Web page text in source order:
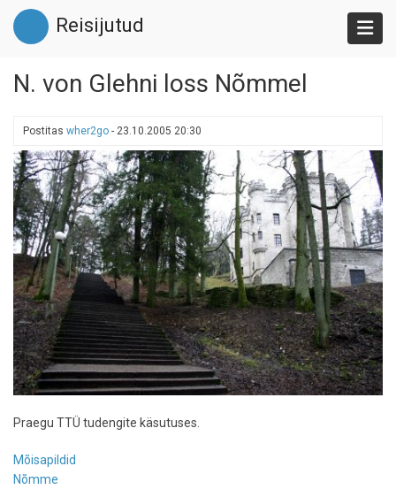
Liigu
edasi
põhisisu
Reisijutud
N. von Glehni loss Nõmmel
Postitas wher2go - 23.10.2005 20:30
Praegu TTÜ tudengite käsutuses.
Mõisapildid
Nõmme